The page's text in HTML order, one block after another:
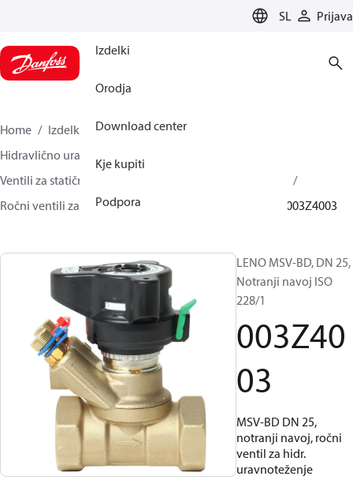
SL Prijava
Izdelki
Orodja
Download center
Kje kupiti
Podpora
Home Izdelki
Climate Solutions za ogrevanje
Hidravlično uravnoteženje in regulacija
Ventili za statično hidravlično uravnoteženje
Ročni ventili za hidr. uravnoteženje LENO™ MSV-BD
003Z4003
LENO MSV-BD, DN 25,
Notranji navoj ISO
228/1
003Z40
03
MSV-BD DN 25,
notranji navoj, ročni
ventil za hidr.
uravnoteženje